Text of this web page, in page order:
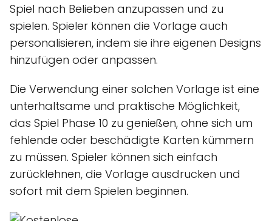
Spiel nach Belieben anzupassen und zu
spielen. Spieler können die Vorlage auch
personalisieren, indem sie ihre eigenen Designs
hinzufügen oder anpassen.
Die Verwendung einer solchen Vorlage ist eine
unterhaltsame und praktische Möglichkeit,
das Spiel Phase 10 zu genießen, ohne sich um
fehlende oder beschädigte Karten kümmern
zu müssen. Spieler können sich einfach
zurücklehnen, die Vorlage ausdrucken und
sofort mit dem Spielen beginnen.